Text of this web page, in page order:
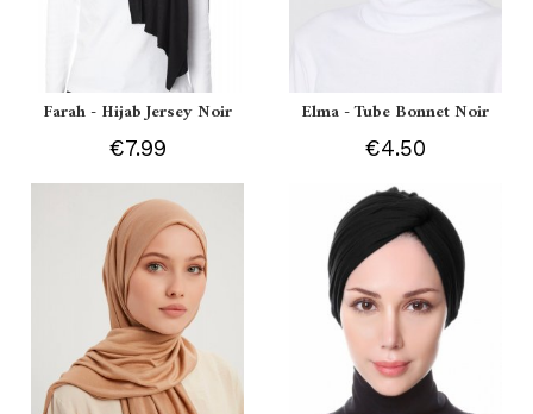
Farah - Hijab Jersey Noir
€7.99
Elma - Tube Bonnet Noir
€4.50